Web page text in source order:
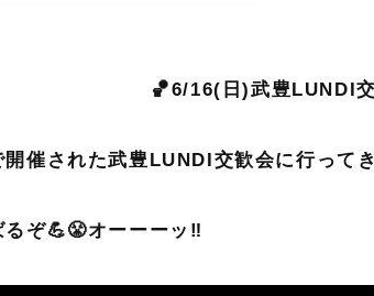
🏀6/16(日)武豊LUNDI
催された武豊LUNDI交歓会に行って
ぞ💪😤オーーーッ‼︎